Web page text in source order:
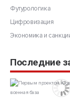
Футурологика
Цифровизация
Экономика и
Последние